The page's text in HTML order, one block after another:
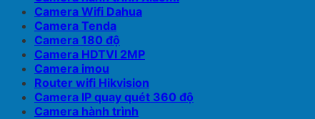
Camera Wifi Dahua
Camera Tenda
Camera 180 độ
Camera HDTVI 2MP
Camera imou
Router wifi Hikvision
Camera IP quay quét 360 độ
Camera hành trình